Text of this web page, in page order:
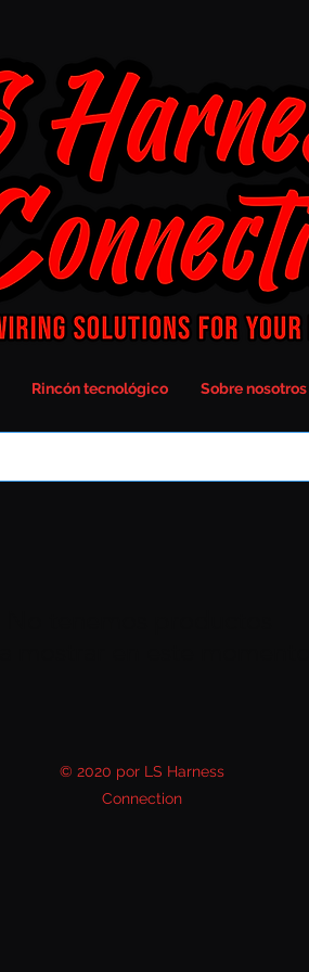
Rincón tecnológico Sobre nosotros
© 2020 por LS Harness
Connection